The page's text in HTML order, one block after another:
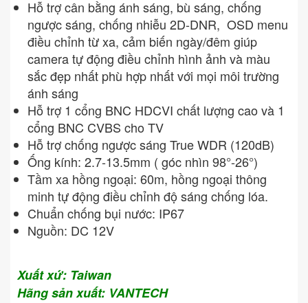
Hỗ trợ cân bằng ánh sáng, bù sáng, chống
ngược sáng, chống nhiễu 2D-DNR, OSD menu
điều chỉnh từ xa, cảm biến ngày/đêm giúp
camera tự động điều chỉnh hình ảnh và màu
sắc đẹp nhất phù hợp nhất với mọi môi trường
ánh sáng
Hỗ trợ 1 cổng BNC HDCVI chất lượng cao và 1
cổng BNC CVBS cho TV
Hỗ trợ chống ngược sáng True WDR (120dB)
Ống kính: 2.7-13.5mm ( góc nhìn 98°-26°)
Tầm xa hồng ngoại: 60m, hồng ngoại thông
minh tự động điều chỉnh độ sáng chống lóa.
Chuẩn chống bụi nước: IP67
Nguồn: DC 12V
Xuất xứ: Taiwan
Hãng sản xuất: VANTECH